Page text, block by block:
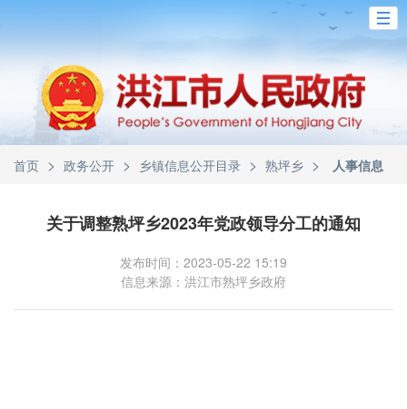
首页 > 政务公开 > 乡镇信息公开目录 > 熟坪乡 > 人事信息
关于调整熟坪乡2023年党政领导分工的通知
发布时间：2023-05-22 15:19
信息来源：洪江市熟坪乡政府